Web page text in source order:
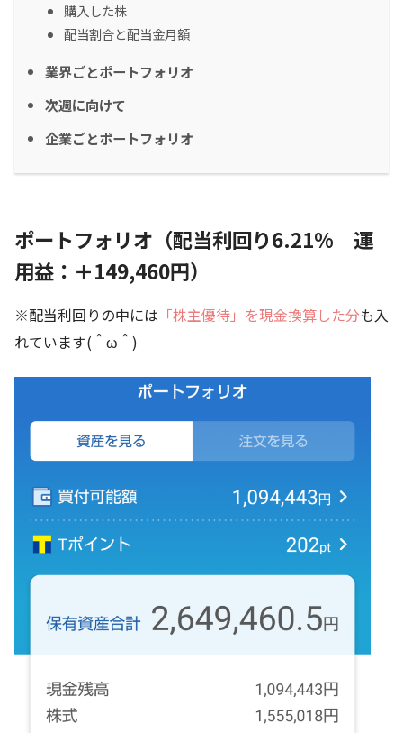
購入した株
配当割合と配当金月額
業界ごとポートフォリオ
次週に向けて
企業ごとポートフォリオ
ポートフォリオ（配当利回り6.21% 運
用益：＋149,460円）
※配当利回りの中には 「株主優待」を現金換算した分も入
れています(＾ω＾)